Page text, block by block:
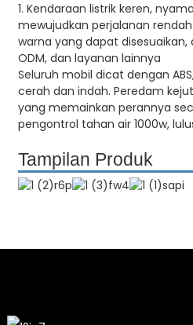
1. Kendaraan listrik keren,
mewujudkan perjalanan
warna yang dapat disesuaikan,
ODM, dan layanan lainnya
Seluruh mobil dicat dengan
cerah dan indah. Peredam
yang memainkan perannya
pengontrol tahan air 1000w,
Tampilan Produk